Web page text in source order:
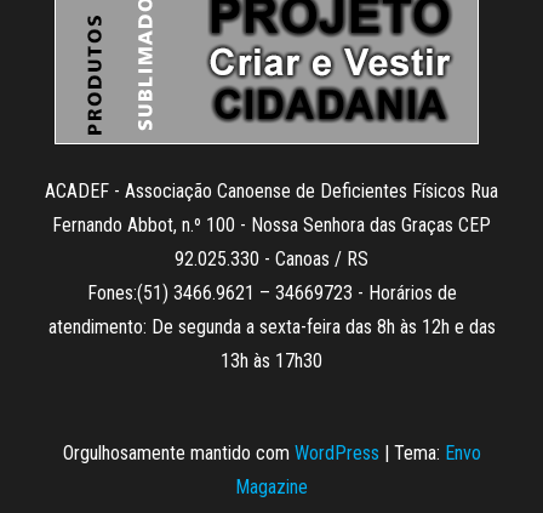
ACADEF - Associação Canoense de Deficientes Físicos Rua
Fernando Abbot, n.º 100 - Nossa Senhora das Graças CEP
92.025.330 - Canoas / RS
Fones:(51) 3466.9621 – 34669723 - Horários de
atendimento: De segunda a sexta-feira das 8h às 12h e das
13h às 17h30
Orgulhosamente mantido com WordPress Tema: Envo
Magazine